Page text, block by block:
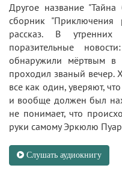
Другое название "Тайна
сборник "Приключения
рассказ. В утренних
поразительные
обнаружили мёртвым в
проходил званый вечер.
все как один, уверяют,
и вообще должен был
не понимает, что
руки самому Эркюлю
Слушать аудиокнигу